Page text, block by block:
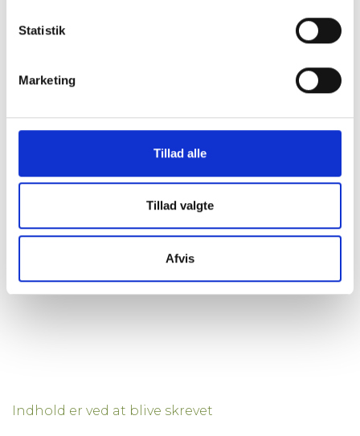
Statistik
Marketing
Tillad alle
Tillad valgte
Afvis
FAKTA
Husleje
-
Indhold er ved at blive skrevet